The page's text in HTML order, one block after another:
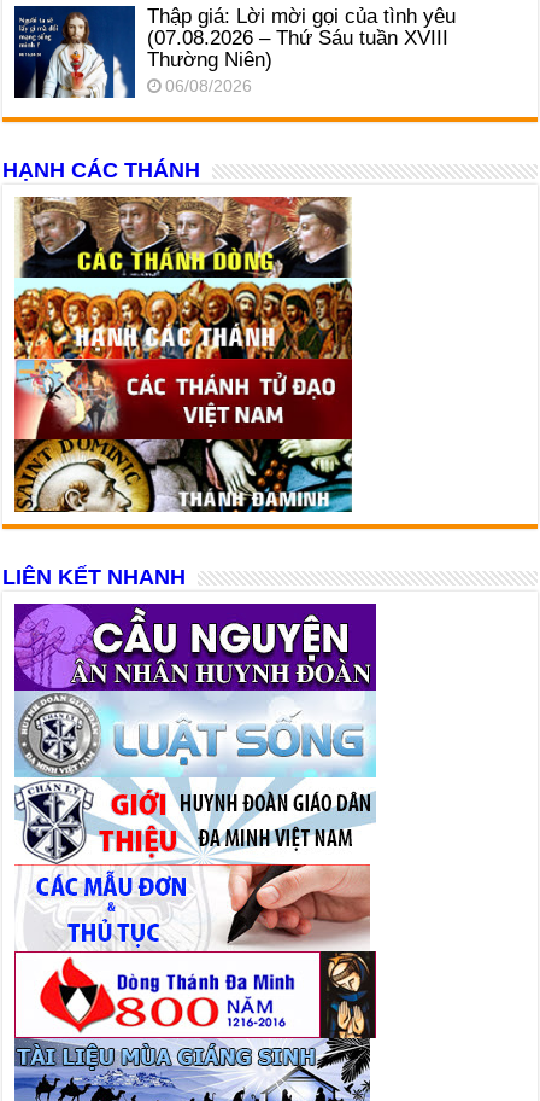
Thập giá: Lời mời gọi của tình yêu
(07.08.2026 – Thứ Sáu tuần XVIII
Thường Niên)
06/08/2026
HẠNH CÁC THÁNH
LIÊN KẾT NHANH